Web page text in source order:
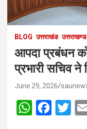
BLOG उत्तराखंड उत्तराखण्ड
आपदा प्रबंधन
प्रभारी सचिव ने
June 29, 2026
W
F
T